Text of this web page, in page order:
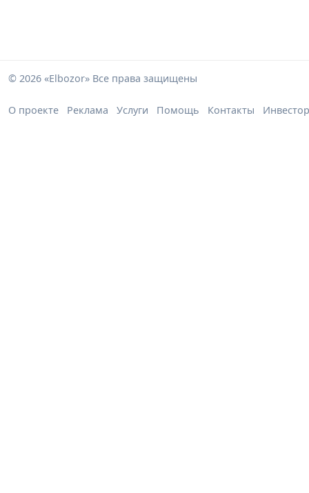
© 2026 «Elbozor» Все права защищены
О проекте Реклама Услуги Помощь Контакты